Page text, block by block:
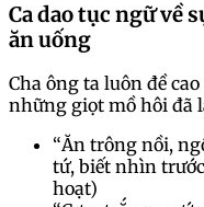
Ca dao tục ngữ về
ăn uống
Cha ông ta luôn đề
những giọt mồ hôi đã
“Ăn trông nồi,
tứ, biết nhìn
hoạt)